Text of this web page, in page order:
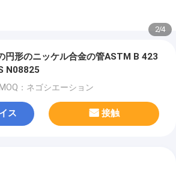
2/4
円形のニッケル合金の管ASTM B 423
N08825
MOQ：ネゴシエーション
ス 接触